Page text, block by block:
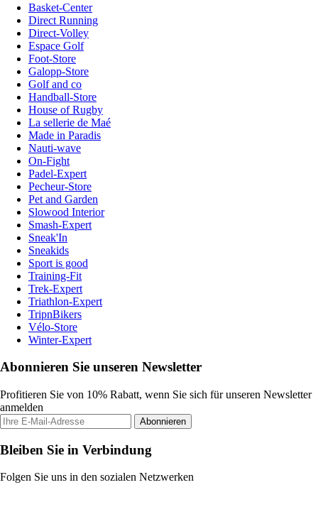
Basket-Center
Direct Running
Direct-Volley
Espace Golf
Foot-Store
Galopp-Store
Golf and co
Handball-Store
House of Rugby
La sellerie de Maé
Made in Paradis
Nauti-wave
On-Fight
Padel-Expert
Pecheur-Store
Pet and Garden
Slowood Interior
Smash-Expert
Sneak'In
Sneakids
Sport is good
Training-Fit
Trek-Expert
Triathlon-Expert
TripnBikers
Vélo-Store
Winter-Expert
Abonnieren Sie unseren Newsletter
Profitieren Sie von 10% Rabatt, wenn Sie sich für unseren Newsletter
anmelden
Abonnieren
Bleiben Sie in Verbindung
Folgen Sie uns in den sozialen Netzwerken